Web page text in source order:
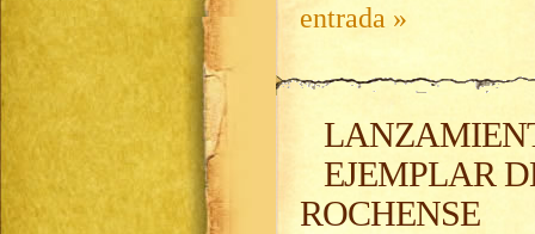
entrada »
EJEMPLAR
ROCHENSE